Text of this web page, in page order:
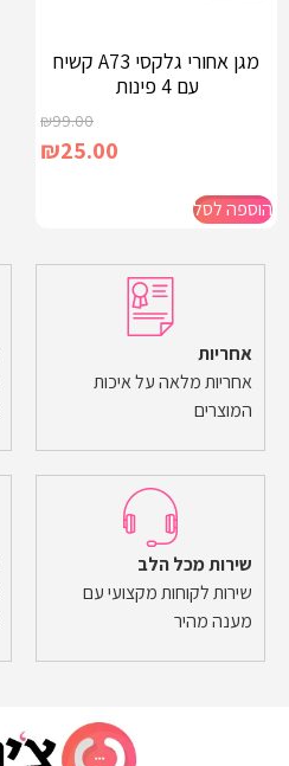
מגן אחורי גלקסי A73 קשיח
עם 4 פינות
₪99.00
₪25.00
הוספה לסל
אחריות
אחריות מלאה על איכות
המוצרים
שירות מכל הלב
שירות לקוחות מקצועי עם
מענה מהיר